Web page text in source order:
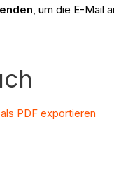
, um die E-Mail
PDF exportieren